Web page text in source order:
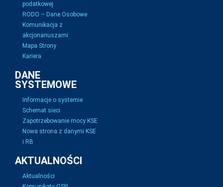
podatkowej
RODO – Dane Osobowe
Komunikacja z
akcjonariuszami
Mapa Strony
Kariera
DANE
SYSTEMOWE
Informacje o systemie
Schemat sieci
Zapotrzebowanie mocy KSE
Nowa strona z danymi KSE
i RB
AKTUALNOŚCI
Aktualności